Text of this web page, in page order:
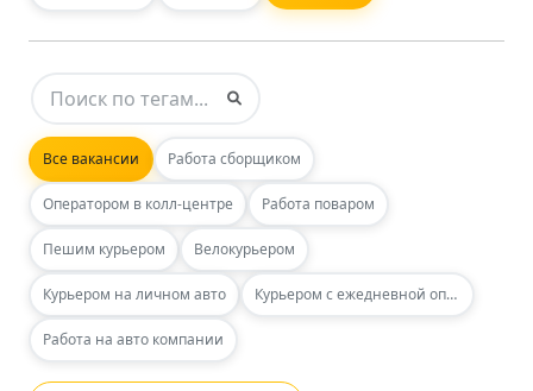
Все вакансии Работа сборщиком
Оператором в колл-центре Работа поваром
Пешим курьером Велокурьером
Курьером на личном авто Курьером с ежедневной оплатой
Работа на авто компании